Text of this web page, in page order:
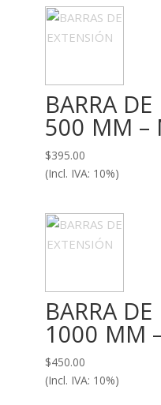
BARRA
500 MM –
$395.00
(Incl. IVA: 10%)
BARRA
1000 MM
$450.00
(Incl. IVA: 10%)